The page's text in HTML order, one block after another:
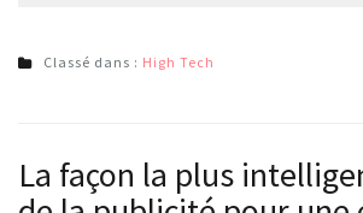
Classé dans : High Tech
La façon la plus